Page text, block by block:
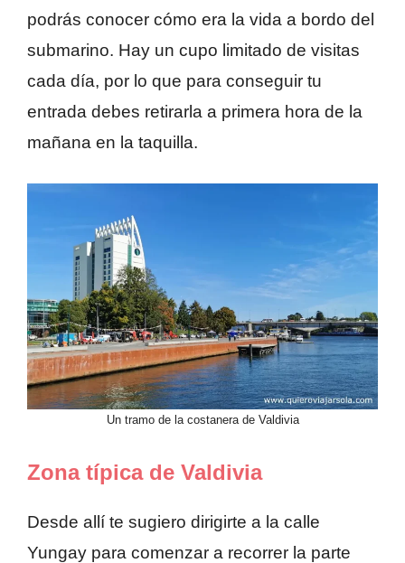
podrás conocer cómo era la vida a bordo del
submarino. Hay un cupo limitado de visitas
cada día, por lo que para conseguir tu
entrada debes retirarla a primera hora de la
mañana en la taquilla.
Un tramo de la costanera de Valdivia
Zona típica de Valdivia
Desde allí te sugiero dirigirte a la calle
Yungay para comenzar a recorrer la parte